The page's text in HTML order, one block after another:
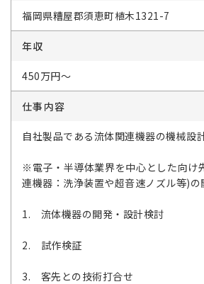
福岡県糟屋郡須恵町植木1321-7
年収
450万円～
仕事内容
自社製品である流体関連機器の機械設
※電子・半導体業界を中心とした向け
連機器：洗浄装置や超音速ノズル等)の
1. 流体機器の開発・設計検討
2. 試作検証
3. 客先との技術打合せ